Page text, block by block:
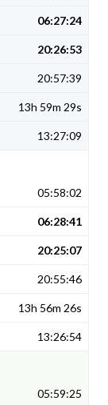
06:27:24
20:26:53
20:57:39
13h 59m 29s
13:27:09
05:58:02
06:28:41
20:25:07
20:55:46
13h 56m 26s
13:26:54
05:59:25